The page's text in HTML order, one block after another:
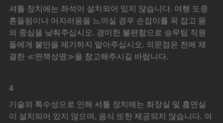
셔틀 장치에는 좌석이 설치되어 있지 않습니다. 여행 도중
흔들림이나 어지러움을 느끼실 경우 손잡이를 꼭 잡고 몸
의 중심을 낮춰주십시오. 경미한 불편함으로 승무팀 직원
들에게 불만을 제기하지 말아주십시오. 의문점은 전에 체
결한 ≪면책성명≫을 참고해주시길 바랍니다.
4
기술의 특수성으로 인해 셔틀 장치에는 화장실 및 흡연실
이 설치되어 있지 않으며, 음식 또한 제공되지 않습니다. 여